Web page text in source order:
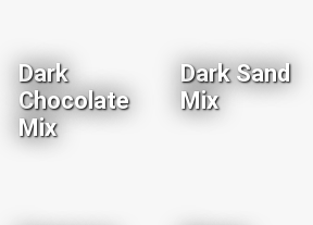
Dark
Chocolate
Mix
Dark Sand
Mix